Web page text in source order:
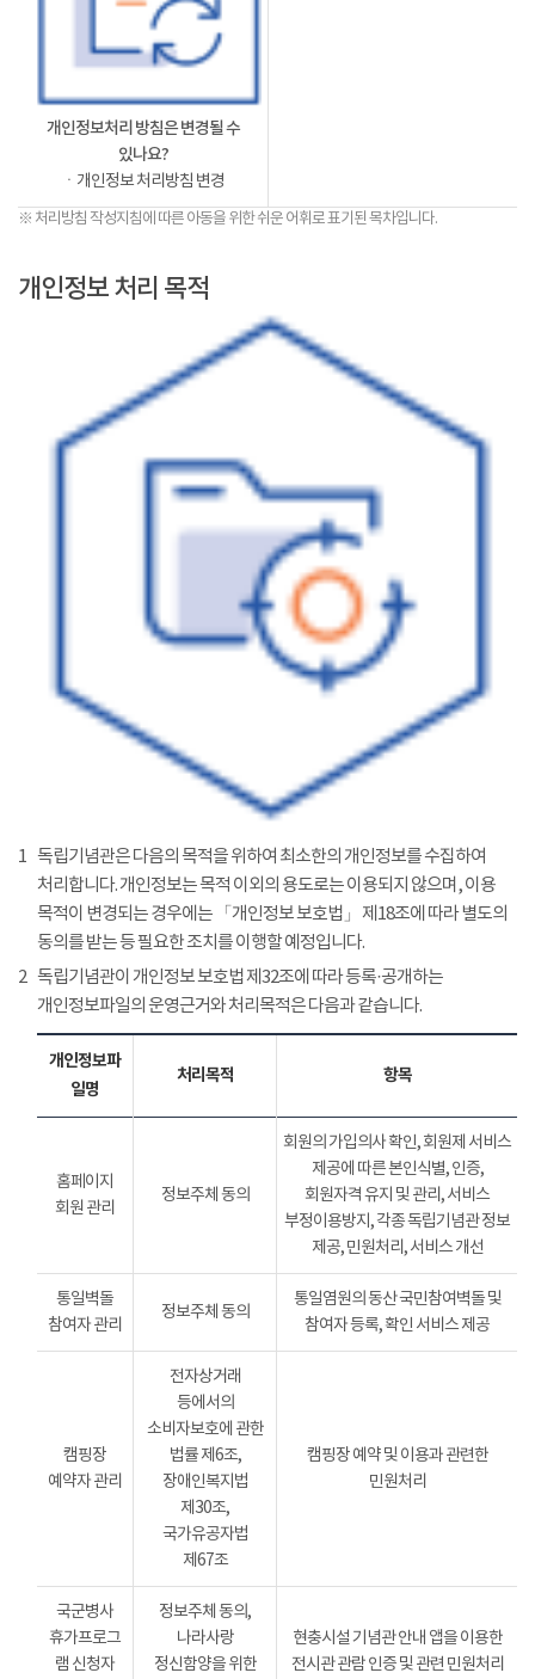
개인정보처리 방침은 변경될 수
있나요?
ㆍ개인정보 처리방침 변경
※ 처리방침 작성지침에 따른 아동을 위한 쉬운 어휘로 표기된 목차입니다.
개인정보 처리 목적
1 독립기념관은 다음의 목적을 위하여 최소한의 개인정보를 수집하여
처리합니다. 개인정보는 목적 이외의 용도로는 이용되지 않으며, 이용
목적이 변경되는 경우에는 「개인정보 보호법」 제18조에 따라 별도의
동의를 받는 등 필요한 조치를 이행할 예정입니다.
2 독립기념관이 개인정보 보호법 제32조에 따라 등록·공개하는
개인정보파일의 운영근거와 처리목적은 다음과 같습니다.
개인정보파
일명
처리목적 항목
홈페이지
회원 관리
정보주체 동의
회원의 가입의사 확인, 회원제 서비스
제공에 따른 본인식별, 인증,
회원자격 유지 및 관리, 서비스
부정이용방지, 각종 독립기념관 정보
제공, 민원처리, 서비스 개선
통일벽돌
참여자 관리
정보주체 동의
통일염원의 동산 국민참여벽돌 및
참여자 등록, 확인 서비스 제공
캠핑장
예약자 관리
전자상거래
등에서의
소비자보호에 관한
법률 제6조,
장애인복지법
제30조,
국가유공자법
제67조
캠핑장 예약 및 이용과 관련한
민원처리
국군병사
휴가프로그
램 신청자
정보주체 동의,
나라사랑
정신함양을 위한
현충시설 기념관 안내 앱을 이용한
전시관 관람 인증 및 관련 민원처리